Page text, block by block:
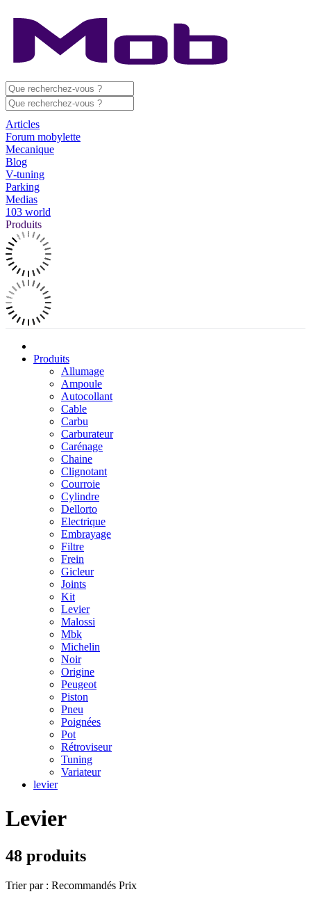
Articles
Forum mobylette
Mecanique
Blog
V-tuning
Parking
Medias
103 world
Produits
Produits
Allumage
Ampoule
Autocollant
Cable
Carbu
Carburateur
Carénage
Chaine
Clignotant
Courroie
Cylindre
Dellorto
Electrique
Embrayage
Filtre
Frein
Gicleur
Joints
Kit
Levier
Malossi
Mbk
Michelin
Noir
Origine
Peugeot
Piston
Pneu
Poignées
Pot
Rétroviseur
Tuning
Variateur
levier
Levier
48 produits
Trier par : Recommandés Prix